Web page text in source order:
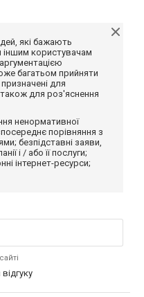
які бажають
іншим користувачам
багатьом прийняти
для
для роз'яснення
ненормативної
порівняння з
безпідставні заяви,
і / або її послуги;
інтернет-ресурси;